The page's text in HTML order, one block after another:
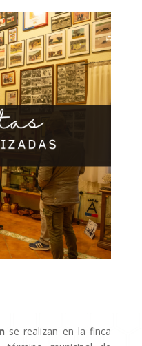
se realizan en la finca